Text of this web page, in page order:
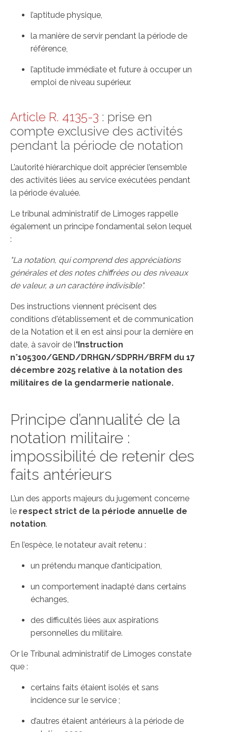
l’aptitude physique,
la manière de servir pendant la période de
référence,
l’aptitude immédiate et future à occuper un
emploi de niveau supérieur.
Article R. 4135-3 : prise en
compte exclusive des activités
pendant la période de notation
L’autorité hiérarchique doit apprécier l’ensemble
des activités liées au service exécutées pendant
la période évaluée.
Le tribunal administratif de Limoges rappelle
également un principe fondamental selon lequel
:
"La notation, qui comprend des appréciations
générales et des notes chiffrées ou des niveaux
de valeur, a un caractère indivisible".
Des instructions viennent précisent des
conditions d'établissement et de communication
de la Notation et il en est ainsi pour la dernière en
date, à savoir de l'Instruction
n°105300/GEND/DRHGN/SDPRH/BRFM du 17
décembre 2025 relative à la notation des
militaires de la gendarmerie nationale.
Principe d’annualité de la
notation militaire :
impossibilité de retenir des
faits antérieurs
L’un des apports majeurs du jugement concerne
le respect strict de la période annuelle de
notation.
En l’espèce, le notateur avait retenu :
un prétendu manque d’anticipation,
un comportement inadapté dans certains
échanges,
des difficultés liées aux aspirations
personnelles du militaire.
Or le Tribunal administratif de Limoges constate
que :
certains faits étaient isolés et sans
incidence sur le service ;
d’autres étaient antérieurs à la période de